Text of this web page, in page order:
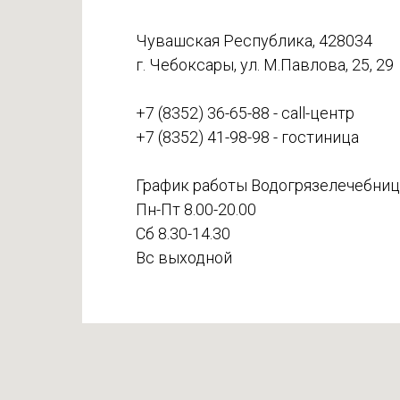
Чувашская Республика, 428034
г. Чебоксары, ул. М.Павлова, 25, 29
+7 (8352) 36-65-88 - call-центр
+7 (8352) 41-98-98 - гостиница
График работы
Пн-Пт 8.00-20.00
Сб 8.30-14.30
Вс выходной